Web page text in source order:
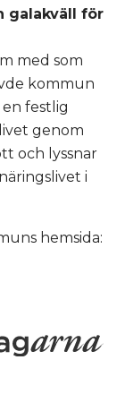
galakväll för
med som
kommun
festlig
genom
och lyssnar
i
hemsida: